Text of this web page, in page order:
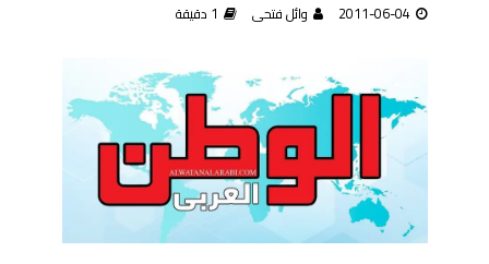
2011-06-04 وائل فتحى 1 دقيقة